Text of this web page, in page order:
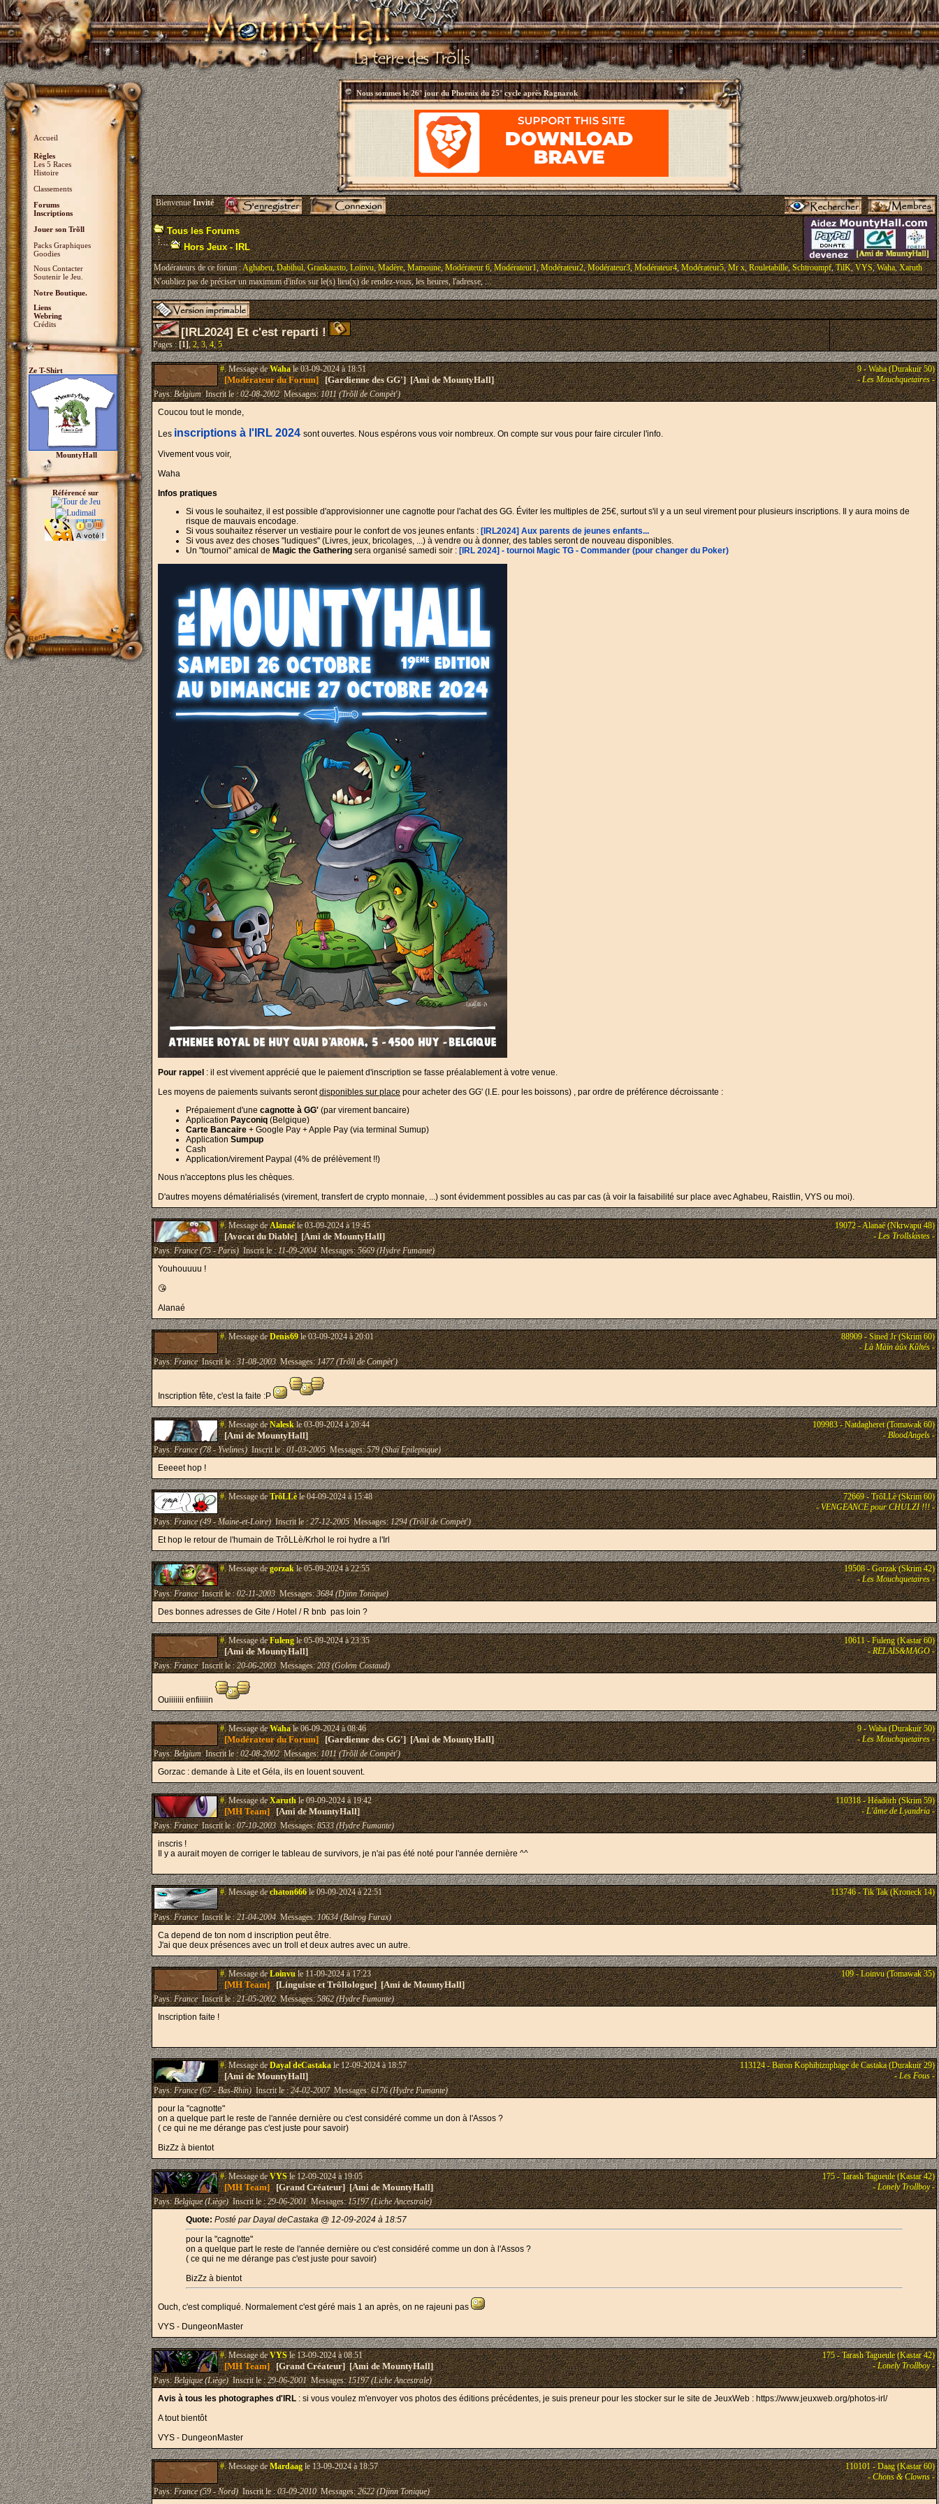
Accueil
Règles
Les 5 Races
Histoire
Classements
Forums
Inscriptions
Jouer son Trõll
Packs Graphiques
Goodies
Nous Contacter
Soutenir le Jeu.
Notre Boutique.
Liens
Webring
Crédits
Ze T-Shirt
MountyHall
Référencé sur
Nous sommes le26° jour du Phoenix du 25° cycle après Ragnarok
BienvenueInvité
Tous les Forums
Hors Jeux - IRL
Modérateurs de ce forum :Aghabeu,Dabihul,Grankausto,Loinvu,Madère,Mamoune,Modérateur 6,Modérateur1,Modérateur2,Modérateur3,Modérateur4,Modérateur5,Mr x,Rouletabille,Schtroumpf,TilK,VYS,Waha,Xaruth
N'oubliez pas de préciser un maximum d'infos sur le(s) lieu(x) de rendez-vous, les heures, l'adresse, ...
[IRL2024] Et c'est reparti !
Pages :[1],2,3,4,5
#.Message deWahale 03-09-2024 à 18:51
[Modérateur du Forum][Gardienne des GG'] [Ami de MountyHall]
9 - Waha (Durakuir 50)
-Les Mouchquetaires-
Pays:BelgiumInscrit le :02-08-2002Messages:1011 (Trõll de Compèt')
Coucou tout le monde,
Les inscriptions à l'IRL 2024 sont ouvertes. Nous espérons vous voir nombreux. On compte sur vous pour faire circuler l'info.
Vivement vous voir,
Waha
Infos pratiques
Si vous le souhaitez, il est possible d'approvisionner une cagnotte pour l'achat des GG. Éviter les multiples de 25€, surtout s'il y a un seul virement pour plusieurs inscriptions. Il y aura moins de
risque de mauvais encodage.
Si vous souhaitez réserver un vestiaire pour le confort de vos jeunes enfants : [IRL2024] Aux parents de jeunes enfants...
Si vous avez des choses "ludiques" (Livres, jeux, bricolages, ...) à vendre ou à donner, des tables seront de nouveau disponibles.
Un "tournoi" amical de Magic the Gathering sera organisé samedi soir : [IRL 2024] - tournoi Magic TG - Commander (pour changer du Poker)
Pour rappel : il est vivement apprécié que le paiement d'inscription se fasse préalablement à votre venue.
Les moyens de paiements suivants serontdisponibles sur place pour acheter des GG' (I.E. pour les boissons) , par ordre de préférence décroissante :
Prépaiement d'une cagnotte à GG' (par virement bancaire)
Application Payconiq (Belgique)
Carte Bancaire + Google Pay + Apple Pay (via terminal Sumup)
Application Sumpup
Cash
Application/virement Paypal (4% de prélèvement !!)
Nous n'acceptons plus les chèques.
D'autres moyens dématérialisés (virement, transfert de crypto monnaie, ...) sont évidemment possibles au cas par cas (à voir la faisabilité sur place avec Aghabeu, Raistlin, VYS ou moi).
#.Message deAlanaéle 03-09-2024 à 19:45
[Avocat du Diable] [Ami de MountyHall]
19072 - Alanaé (Nkrwapu 48)
-Les Trollskistes-
Pays:France (75 - Paris)Inscrit le :11-09-2004Messages:5669 (Hydre Fumante)
Youhouuuu !
😘
Alanaé
#.Message deDenis69le 03-09-2024 à 20:01
88909 - Sined Jr (Skrim 60)
-Là Màïn àûx Kûltés-
Pays:FranceInscrit le :31-08-2003Messages:1477 (Trõll de Compèt')
Inscription fête, c'est la faite :P
#.Message deNaleskle 03-09-2024 à 20:44
[Ami de MountyHall]
109983 - Natdagheret (Tomawak 60)
-BloodAngels-
Pays:France (78 - Yvelines)Inscrit le :01-03-2005Messages:579 (Shaï Epileptique)
Eeeeet hop !
#.Message deTrôLLèle 04-09-2024 à 15:48
72669 - TrôLLè (Skrim 60)
-VENGEANCE pour CHULZI !!!-
Pays:France (49 - Maine-et-Loire)Inscrit le :27-12-2005Messages:1294 (Trõll de Compèt')
Et hop le retour de l'humain de TrôLLè/Krhol le roi hydre a l'Irl
#.Message degorzakle 05-09-2024 à 22:55
19508 - Gorzak (Skrim 42)
-Les Mouchquetaires-
Pays:FranceInscrit le :02-11-2003Messages:3684 (Djinn Tonique)
Des bonnes adresses de Gite / Hotel / R bnb pas loin ?
#.Message deFulengle 05-09-2024 à 23:35
[Ami de MountyHall]
10611 - Fuleng (Kastar 60)
-RELAIS&MAGO-
Pays:FranceInscrit le :20-06-2003Messages:203 (Golem Costaud)
Ouiiiiiii enfiiiiin
#.Message deWahale 06-09-2024 à 08:46
[Modérateur du Forum][Gardienne des GG'] [Ami de MountyHall]
9 - Waha (Durakuir 50)
-Les Mouchquetaires-
Pays:BelgiumInscrit le :02-08-2002Messages:1011 (Trõll de Compèt')
Gorzac : demande à Lite et Géla, ils en louent souvent.
#.Message deXaruthle 09-09-2024 à 19:42
[MH Team][Ami de MountyHall]
110318 - Héadörh (Skrim 59)
-L'âme de Lyandria-
Pays:FranceInscrit le :07-10-2003Messages:8533 (Hydre Fumante)
inscris !
Il y a aurait moyen de corriger le tableau de survivors, je n'ai pas été noté pour l'année dernière ^^
#.Message dechaton666le 09-09-2024 à 22:51 113746 - Tik Tak (Kroneck 14)
Pays:FranceInscrit le :21-04-2004Messages:10634 (Balrog Furax)
Ca depend de ton nom d inscription peut être.
J'ai que deux présences avec un troll et deux autres avec un autre.
#.Message deLoinvule 11-09-2024 à 17:23
[MH Team][Linguiste et Trõllologue] [Ami de MountyHall]
109 - Loinvu (Tomawak 35)
Pays:FranceInscrit le :21-05-2002Messages:5862 (Hydre Fumante)
Inscription faite !
#.Message deDayal deCastakale 12-09-2024 à 18:57
[Ami de MountyHall]
113124 - Baron Kophibizuphage de Castaka (Durakuir 29)
-Les Fous-
Pays:France (67 - Bas-Rhin)Inscrit le :24-02-2007Messages:6176 (Hydre Fumante)
pour la "cagnotte"
on a quelque part le reste de l'année dernière ou c'est considéré comme un don à l'Assos ?
( ce qui ne me dérange pas c'est juste pour savoir)
BizZz à bientot
#.Message deVYSle 12-09-2024 à 19:05
[MH Team][Grand Créateur] [Ami de MountyHall]
175 - Tarash Tagueule (Kastar 42)
-Lonely Trollboy-
Pays:Belgique (Liège)Inscrit le :29-06-2001Messages:15197 (Liche Ancestrale)
Quote: Posté par Dayal deCastaka @ 12-09-2024 à 18:57
pour la "cagnotte"
on a quelque part le reste de l'année dernière ou c'est considéré comme un don à l'Assos ?
( ce qui ne me dérange pas c'est juste pour savoir)
BizZz à bientot
Ouch, c'est compliqué. Normalement c'est géré mais 1 an après, on ne rajeuni pas
VYS - DungeonMaster
#.Message deVYSle 13-09-2024 à 08:51
[MH Team][Grand Créateur] [Ami de MountyHall]
175 - Tarash Tagueule (Kastar 42)
-Lonely Trollboy-
Pays:Belgique (Liège)Inscrit le :29-06-2001Messages:15197 (Liche Ancestrale)
Avis à tous les photographes d'IRL : si vous voulez m'envoyer vos photos des éditions précédentes, je suis preneur pour les stocker sur le site de JeuxWeb : https://www.jeuxweb.org/photos-irl/
A tout bientôt
VYS - DungeonMaster
#.Message deMardaagle 13-09-2024 à 18:57
110101 - Daag (Kastar 60)
-Chons & Clowns-
Pays:France (59 - Nord)Inscrit le :03-09-2010Messages:2622 (Djinn Tonique)